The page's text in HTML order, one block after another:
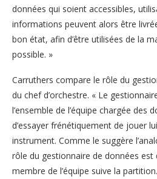
données qui soient accessibles,
informations peuvent alors être
bon état, afin d’être utilisées de la
possible. »
Carruthers compare le rôle du
du chef d’orchestre. « Le
l’ensemble de l’équipe chargée des
d’essayer frénétiquement de jouer
instrument. Comme le suggère
rôle du gestionnaire de données est
membre de l’équipe suive la